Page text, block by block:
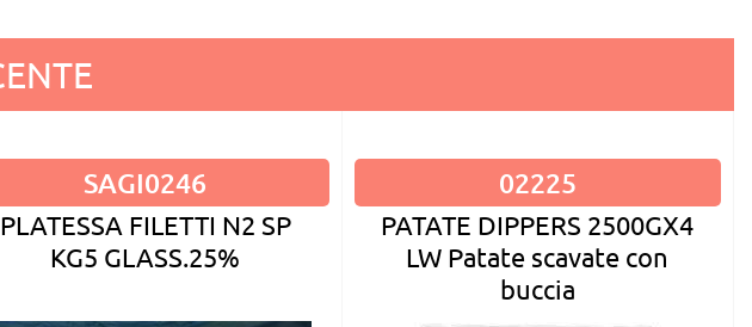
SAGI0246
PLATESSA FILETTI N2 SP
KG5 GLASS.25%
02225
PATATE DIPPERS 2500GX4
LW Patate scavate con
buccia